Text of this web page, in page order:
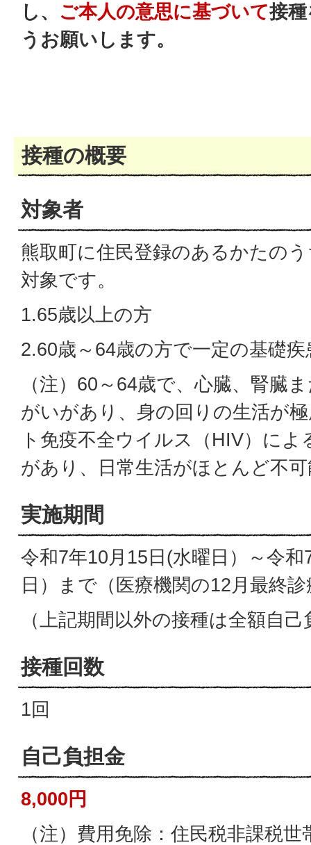
し、 ご本人の意思に基づいて接
うお願いします。
接種の概要
対象者
熊取町に住民登録のあるかたの
対象です。
1.65歳以上の方
2.60歳～64歳の方で一定の基礎
（注）60～64歳で、心臓、腎臓
がいがあり、身の回りの生活が
ト免疫不全ウイルス（HIV）に
があり、日常生活がほとんど不
実施期間
令和7年10月15日(水曜日）～令
日）まで（医療機関の12月最終
（上記期間以外の接種は全額自
接種回数
1回
自己負担金
8,000円
（注）費用免除：住民税非課税